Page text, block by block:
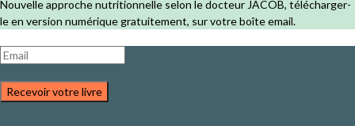
Nouvelle approche nutritionnelle selon le docteur JACOB, télécharger-
le en version numérique gratuitement, sur votre boîte email.
Recevoir votre livre